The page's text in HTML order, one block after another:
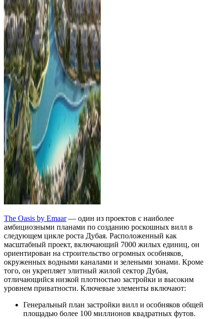
The Oasis by Emaar— один из проектов с наиболее
амбициозными планами по созданию роскошных вилл в
следующем цикле роста Дубая. Расположенный как
масштабный проект, включающий 7000 жилых единиц, он
ориентирован на строительство огромных особняков,
окруженных водными каналами и зелеными зонами. Кроме
того, он укрепляет элитный жилой сектор Дубая,
отличающийся низкой плотностью застройки и высоким
уровнем приватности. Ключевые элементы включают:
Генеральный план застройки вилл и особняков общей
площадью более 100 миллионов квадратных футов.